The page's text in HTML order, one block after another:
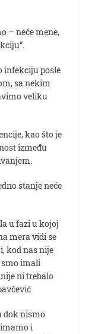
– neće mene,
infekciju posle
sa nekim
veliku
kao što je
između
stanje neće
u fazi u kojoj
mera vidi se
kod nas nije
smo imali
ni trebalo
dok nismo
i